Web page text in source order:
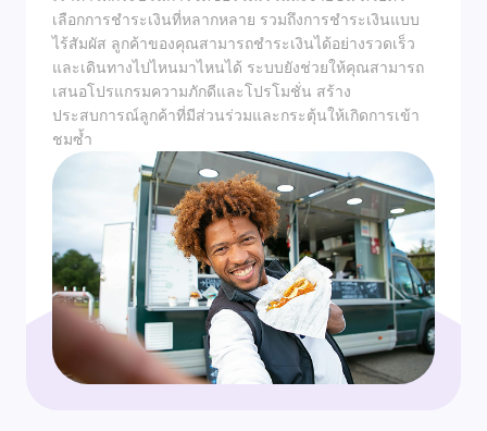
เลือกการชำระเงินที่หลากหลาย รวมถึงการชำระเงินแบบ
ไร้สัมผัส ลูกค้าของคุณสามารถชำระเงินได้อย่างรวดเร็ว
และเดินทางไปไหนมาไหนได้ ระบบยังช่วยให้คุณสามารถ
เสนอโปรแกรมความภักดีและโปรโมชั่น สร้าง
ประสบการณ์ลูกค้าที่มีส่วนร่วมและกระตุ้นให้เกิดการเข้า
ชมซ้ำ